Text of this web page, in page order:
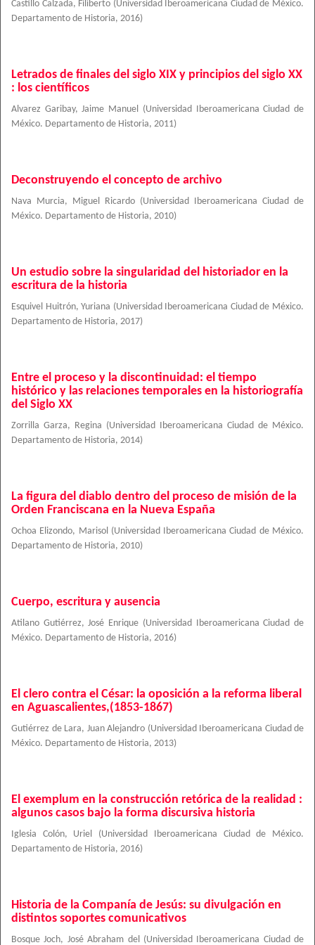
Castillo Calzada, Filiberto (Universidad Iberoamericana Ciudad de México.
Departamento de Historia, 2016)
Letrados de finales del siglo XIX y principios del siglo XX
: los científicos
Alvarez Garibay, Jaime Manuel (Universidad Iberoamericana Ciudad de
México. Departamento de Historia, 2011)
Deconstruyendo el concepto de archivo
Nava Murcia, Miguel Ricardo (Universidad Iberoamericana Ciudad de
México. Departamento de Historia, 2010)
Un estudio sobre la singularidad del historiador en la
escritura de la historia
Esquivel Huitrón, Yuriana (Universidad Iberoamericana Ciudad de México.
Departamento de Historia, 2017)
Entre el proceso y la discontinuidad: el tiempo
histórico y las relaciones temporales en la historiografía
del Siglo XX
Zorrilla Garza, Regina (Universidad Iberoamericana Ciudad de México.
Departamento de Historia, 2014)
La figura del diablo dentro del proceso de misión de la
Orden Franciscana en la Nueva España
Ochoa Elizondo, Marisol (Universidad Iberoamericana Ciudad de México.
Departamento de Historia, 2010)
Cuerpo, escritura y ausencia
Atilano Gutiérrez, José Enrique (Universidad Iberoamericana Ciudad de
México. Departamento de Historia, 2016)
El clero contra el César: la oposición a la reforma liberal
en Aguascalientes,(1853-1867)
Gutiérrez de Lara, Juan Alejandro (Universidad Iberoamericana Ciudad de
México. Departamento de Historia, 2013)
El exemplum en la construcción retórica de la realidad :
algunos casos bajo la forma discursiva historia
Iglesia Colón, Uriel (Universidad Iberoamericana Ciudad de México.
Departamento de Historia, 2016)
Historia de la Companía de Jesús: su divulgación en
distintos soportes comunicativos
Bosque Joch, José Abraham del (Universidad Iberoamericana Ciudad de